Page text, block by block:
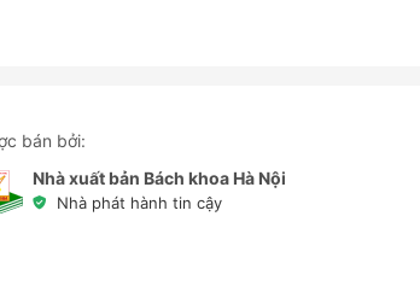
bán bởi:
Nhà xuất bản Bách khoa Hà Nội
Nhà phát hành tin cậy